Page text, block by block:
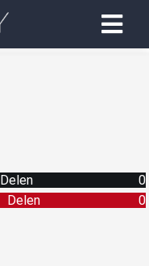
Delen
0
Delen
0